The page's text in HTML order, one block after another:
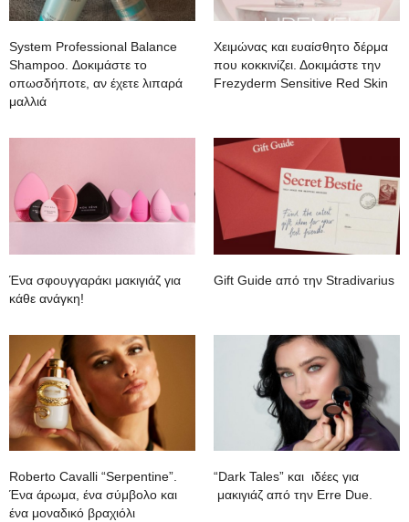
System Professional Balance
Shampoo. Δοκιμάστε το
οπωσδήποτε, αν έχετε λιπαρά
μαλλιά
Χειμώνας και ευαίσθητο δέρμα
που κοκκινίζει. Δοκιμάστε την
Frezyderm Sensitive Red Skin
Ένα σφουγγαράκι μακιγιάζ για
κάθε ανάγκη!
Gift Guide από την Stradivarius
Roberto Cavalli “Serpentine”.
Ένα άρωμα, ένα σύμβολο και
ένα μοναδικό βραχιόλι
“Dark Tales” και ιδέες για
μακιγιάζ από την Erre Due.